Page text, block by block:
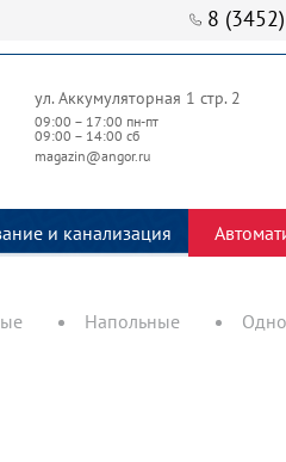
8
ул. Аккумуляторная 1 стр. 2
09:00 – 17:00 пн-пт
09:00 – 14:00 сб
magazin@angor.ru
и канализация
Напольные